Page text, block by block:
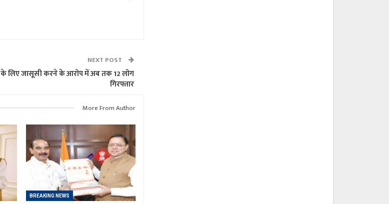
NEXT POST
के लिए जासूसी करने के आरोप में अब तक 12 लोग
गिरफ्तार
More From Author
BREAKING NEWS